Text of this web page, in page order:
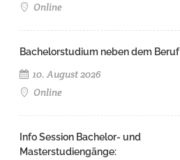
Online
Bachelorstudium neben dem Beruf
10. August 2026
Online
Info Session Bachelor- und
Masterstudiengänge: